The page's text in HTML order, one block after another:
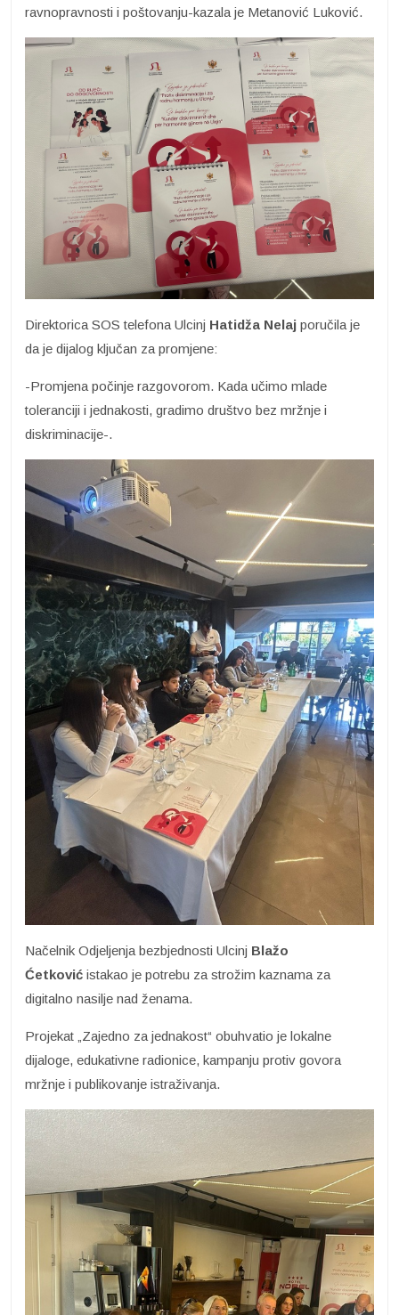
ravnopravnosti i poštovanju-kazala je Metanović Luković.
Direktorica SOS telefona Ulcinj Hatidža Nelaj poručila je
da je dijalog ključan za promjene:
-Promjena počinje razgovorom. Kada učimo mlade
toleranciji i jednakosti, gradimo društvo bez mržnje i
diskriminacije-.
Načelnik Odjeljenja bezbjednosti Ulcinj Blažo
Ćetković istakao je potrebu za strožim kaznama za
digitalno nasilje nad ženama.
Projekat „Zajedno za jednakost“ obuhvatio je lokalne
dijaloge, edukativne radionice, kampanju protiv govora
mržnje i publikovanje istraživanja.